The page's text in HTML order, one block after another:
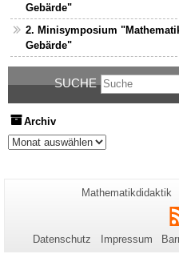
Gebärde"
2. Minisymposium
Gebärde"
SUCHE
Archiv
Archiv
Seiten-
Mathematikdidaktik
Datenschutz Impressum